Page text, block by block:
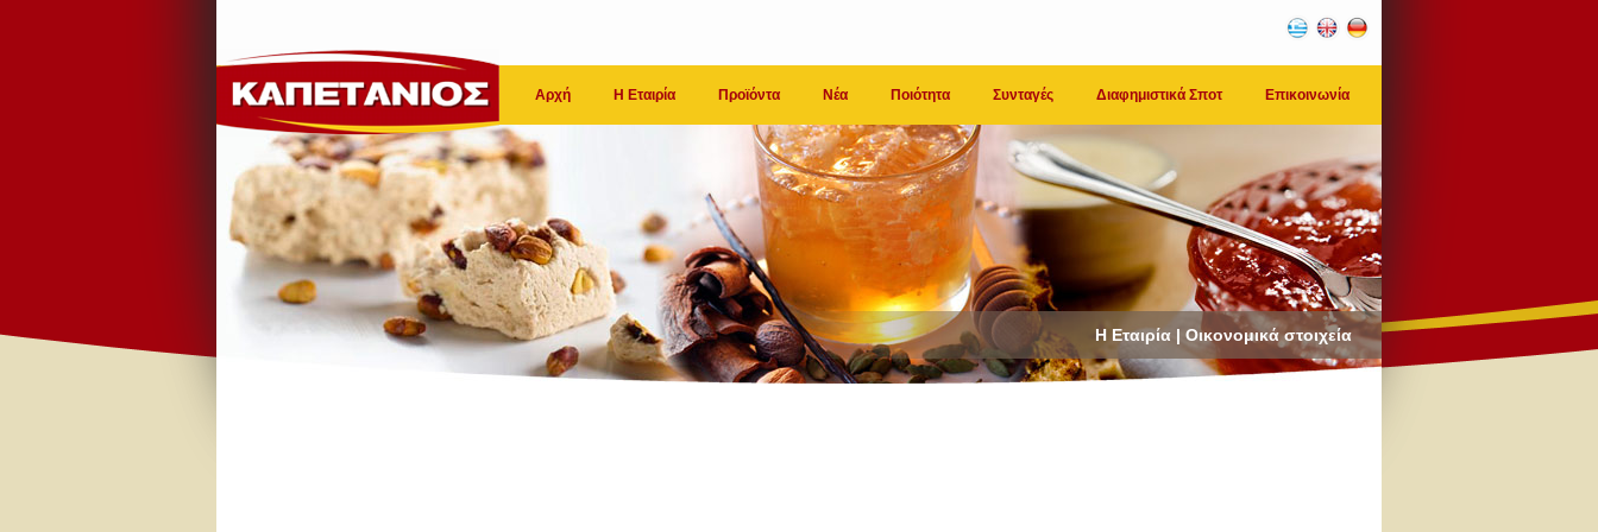
Αρχή Η Εταιρία Προϊόντα Νέα Ποιότητα Συνταγές Διαφημιστικά Σποτ Επικοινωνία
Η Εταιρία | Οικονομικά στοιχεία